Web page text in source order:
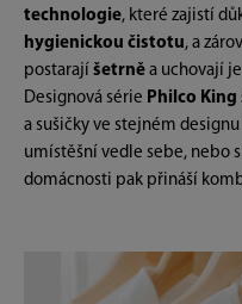
technologie, které zajistí
hygienickou čistotu, a
postarají šetrně a uchovají
Designová série Philco
a sušičky ve stejném
umístěšní vedle sebe, nebo
domácnosti pak přináší